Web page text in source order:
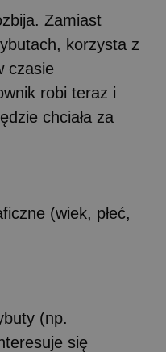
Zamiast
korzysta z
czasie
robi teraz i
chciała za
(wiek, płeć,
(np.
się